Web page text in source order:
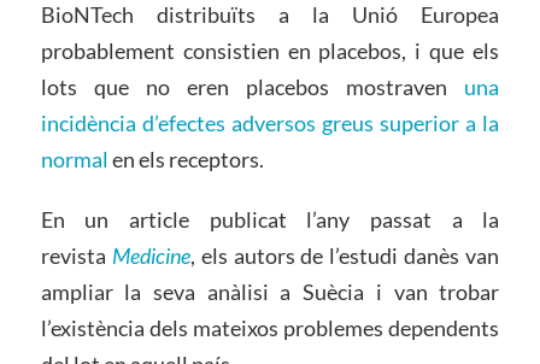
BioNTech distribuïts a la Unió Europea
probablement consistien en placebos, i que els
lots que no eren placebos mostraven una
incidència d’efectes adversos greus superior a la
normalen els receptors.
En un article publicat l’any passat a la
revista Medicine, els autors de l’estudi danès van
ampliar la seva anàlisi a Suècia i van trobar
l’existència dels mateixos problemes dependents